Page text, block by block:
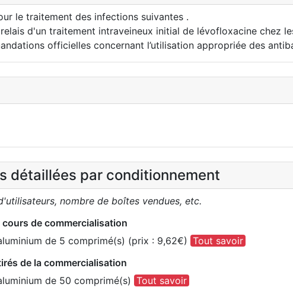
le traitement des infections suivantes .
d'un traitement intraveineux initial de lévofloxacine chez
officielles concernant l’utilisation appropriée des
détaillées par conditionnement
nombre de boîtes vendues, etc.
de commercialisation
de 5 comprimé(s) (prix : 9,62€) Tout savoir
de la commercialisation
de 50 comprimé(s) Tout savoir